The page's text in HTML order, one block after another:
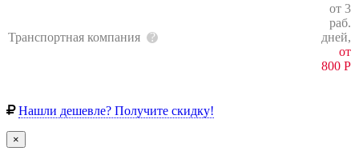
Транспортная компания
от 3
раб.
дней,
от
800 Р
Нашли дешевле? Получите скидку!
×